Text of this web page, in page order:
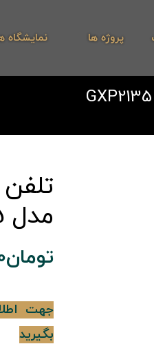
پروژه ها نمایشگاه
مدل GXP2135
تومان
جهت
بگیرید